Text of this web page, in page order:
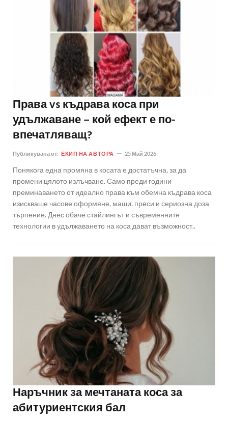
Права vs къдрава коса при
удължаване – кой ефект е по-
впечатляващ?
Публикувана от: ЕКИП НА АВТОРА 25 Май 2026
Понякога една промяна в косата е достатъчна, за да
промени цялото излъчване. Само преди години
преминаването от идеално права към обемна къдрава коса
изискваше часове оформяне, маши, преси и сериозна доза
търпение. Днес обаче стайлингът и съвременните
технологии в удължаването на коса дават възможност..
Наръчник за мечтаната коса за
абитуриентския бал